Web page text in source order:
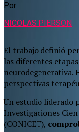
Por
NICOLAS PIERSON
El trabajo definió
las diferentes
neurodegenerativa.
perspectivas
Un estudio liderado
Investigaciones
(CONICET),